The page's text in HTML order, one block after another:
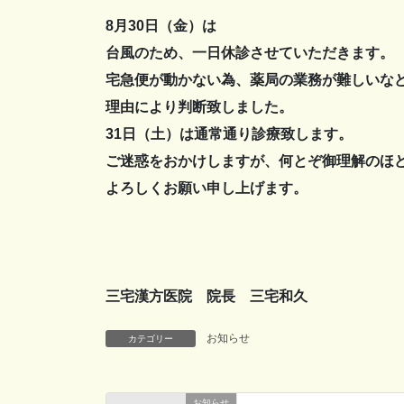
8月30日（金）は
台風のため、一日休診させていただきます。
宅急便が動かない為、薬局の業務が難しいな
理由により判断致しました。
31日（土）は通常通り診療致します。
ご迷惑をおかけしますが、何とぞ御理解のほ
よろしくお願い申し上げます。
三宅漢方医院 院長 三宅和久
カテゴリー お知らせ